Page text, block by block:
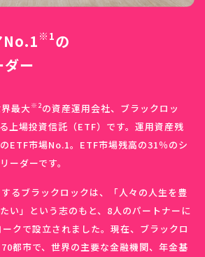
No.1 ※1の
ー
最大※2の資産運用会社、ブラックロッ
上場投資信託（ETF）です。運用資産残
ETF市場No.1。ETF市場残高の31％のシ
ーダーです。
るブラックロックは、「人々の人生を豊
い」という志のもと、8人のパートナーに
クで設立されました。現在、ブラックロ
都市で、世界の主要な金融機関、年金基